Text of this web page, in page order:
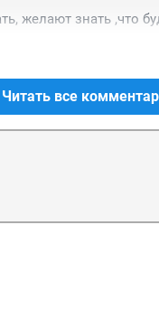
желают знать ,что
Читать все